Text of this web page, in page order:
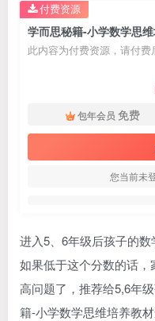
此内容为付费资源，请付费
包年会员 免费
您当前未
付费资源
进入5、6年级后孩子的
如果低于这个分数的话
高问题了，推荐给5,6年
籍-小学数学思维培养教